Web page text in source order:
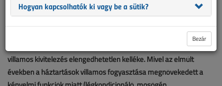
A falba süllyeszthető kiselosztó a falon kívüli típusok mellett a
villamos kivitelezés elengedhetetlen kelléke. Mivel az elmúlt
években a háztartások villamos fogyasztása megnövekedett a
Hogyan kapcsolhatók ki vagy be a sütik?
Bezár